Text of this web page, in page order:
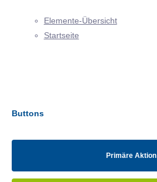
Elemente-Übersicht
Startseite
Buttons
Primäre Aktion